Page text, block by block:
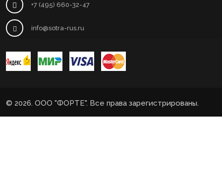
+7 (495) 660-32-47
info@sotra-rus.ru
© 2026. ООО "ФОРТЕ". Все права зарегистрированы.